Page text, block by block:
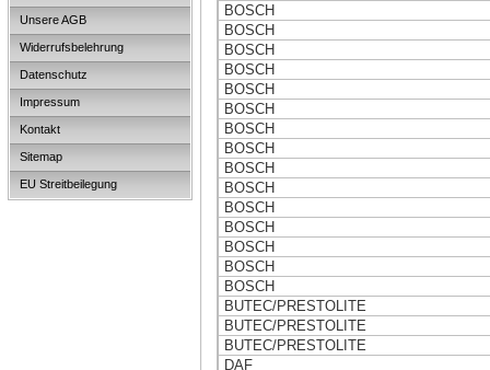
Unsere AGB
Widerrufsbelehrung
Datenschutz
Impressum
Kontakt
Sitemap
EU Streitbeilegung
BOSCH
BOSCH
BOSCH
BOSCH
BOSCH
BOSCH
BOSCH
BOSCH
BOSCH
BOSCH
BOSCH
BOSCH
BOSCH
BOSCH
BOSCH
BUTEC/PRESTOLITE
BUTEC/PRESTOLITE
BUTEC/PRESTOLITE
DAF